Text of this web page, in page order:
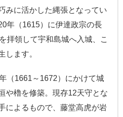
みに活かした縄張となってい
年（1615）に伊達政宗の長
拝領して宇和島城へ入城、こ
します。
（1661～1672）にかけて城
や櫓を修築。現存12天守とな
によるもので、藤堂高虎が岩